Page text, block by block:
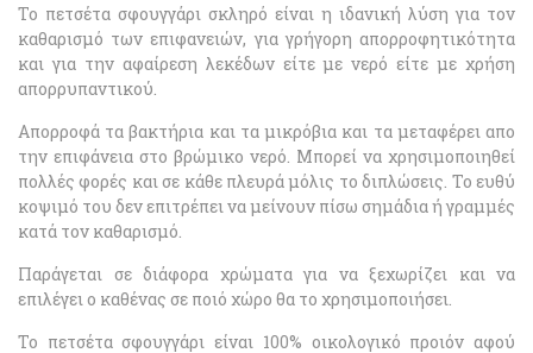
Το πετσέτα σφουγγάρι σκληρό είναι η ιδανική λύση για τον
καθαρισμό των επιφανειών, για γρήγορη απορροφητικότητα
και για την αφαίρεση λεκέδων είτε με νερό είτε με χρήση
απορρυπαντικού.
Απορροφά τα βακτήρια και τα μικρόβια και τα μεταφέρει απο
την επιφάνεια στο βρώμικο νερό. Μπορεί να χρησιμοποιηθεί
πολλές φορές και σε κάθε πλευρά μόλις το διπλώσεις. Το ευθύ
κοψιμό του δεν επιτρέπει να μείνουν πίσω σημάδια ή γραμμές
κατά τον καθαρισμό.
Παράγεται σε διάφορα χρώματα για να ξεχωρίζει και να
επιλέγει ο καθένας σε ποιό χώρο θα το χρησιμοποιήσει.
Το πετσέτα σφουγγάρι είναι 100% οικολογικό προιόν αφού